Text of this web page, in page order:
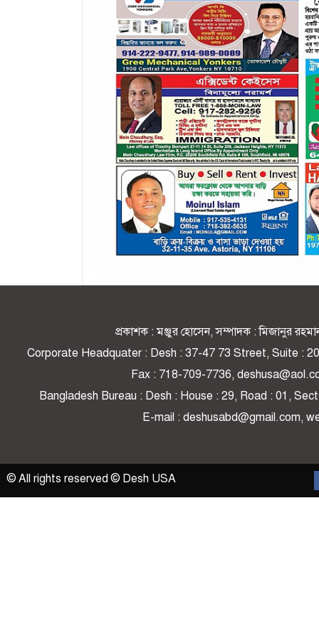
প্রকাশক : মঞ্জুর হোসেন, সম্পাদক : মিজানুর
Corporate Headquater : Desh : 37-47 73 Street, Suite :
Fax : 718-709-7736,
Bangladesh Bureau : Desh : House : 29, Road : 01,
E-mail : deshusabd@gmail.com,
© All rights reserved © Desh USA